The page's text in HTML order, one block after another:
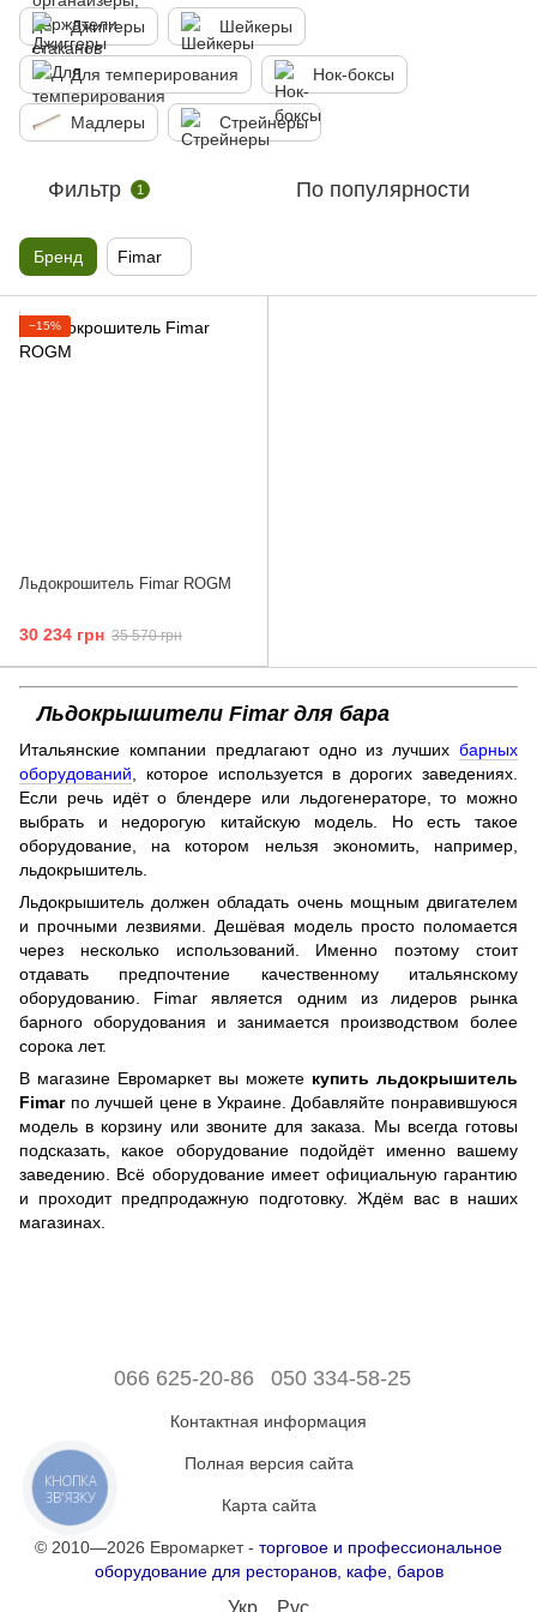
Джиггеры Шейкеры
Для темперирования Нок-боксы
Мадлеры Стрейнеры
Фильтр 1 По популярности
Бренд Fimar
−15%
Льдокрошитель Fimar ROGM
30 234 грн 35 570 грн
Льдокрышители Fimar для бара
Итальянские компании предлагают одно из лучших барных
оборудований , которое используется в дорогих заведениях.
Если речь идёт о блендере или льдогенераторе, то можно
выбрать и недорогую китайскую модель. Но есть такое
оборудование, на котором нельзя экономить, например,
льдокрышитель.
Льдокрышитель должен обладать очень мощным двигателем
и прочными лезвиями. Дешёвая модель просто поломается
через несколько использований. Именно поэтому стоит
отдавать предпочтение качественному итальянскому
оборудованию. Fimar является одним из лидеров рынка
барного оборудования и занимается производством более
сорока лет.
В магазине Евромаркет вы можете купить льдокрышитель
Fimarпо лучшей цене в Украине. Добавляйте понравившуюся
модель в корзину или звоните для заказа. Мы всегда готовы
подсказать, какое оборудование подойдёт именно вашему
заведению. Всё оборудование имеет официальную гарантию
и проходит предпродажную подготовку. Ждём вас в наших
магазинах.
066 625-20-86 050 334-58-25
Контактная информация
Полная версия сайта
Карта сайта
© 2010—2026 Евромаркет - торговое и профессиональное
оборудование для ресторанов, кафе, баров
Укр Рус
КНОПКА
ЗВ'ЯЗКУ